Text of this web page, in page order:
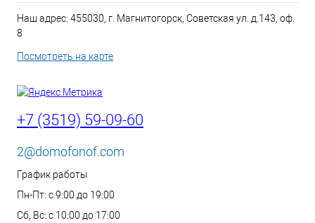
Наш адрес: 455030, г. Магнитогорск, Советская ул. д.143, оф.
8
Посмотреть на карте
+7 (3519) 59-09-60
2@domofonof.com
График работы
Пн-Пт: с 9:00 до 19:00
Сб, Вс: с 10:00 до 17:00